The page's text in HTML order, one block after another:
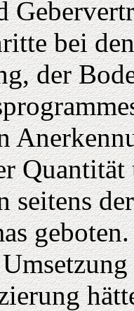
bei
der
seitens
geboten.